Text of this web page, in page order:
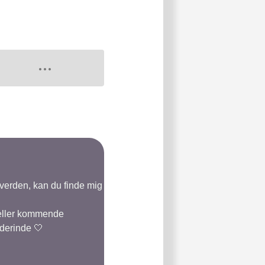
kan du finde mig
kommende
🤍